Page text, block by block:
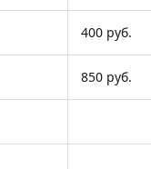
400 руб.
850 руб.